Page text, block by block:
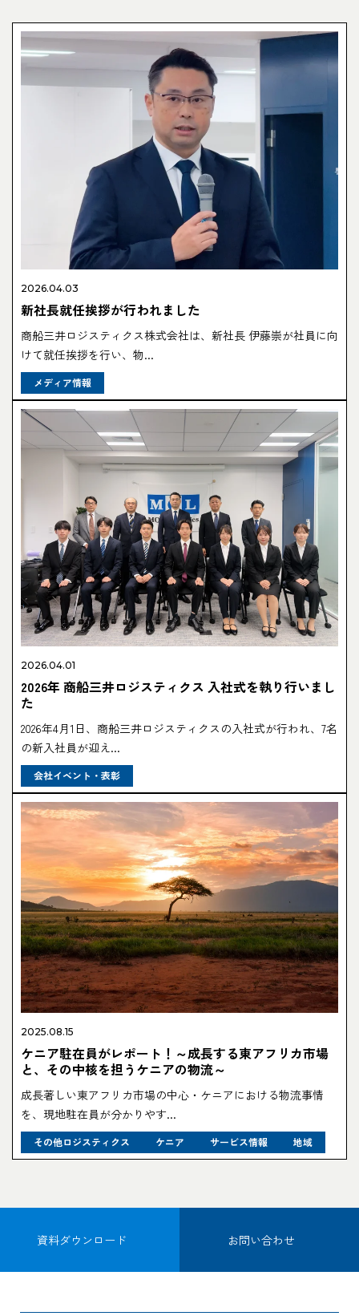
2026.04.03
新社長就任挨拶が行われました
商船三井ロジスティクス株式会社は、新社長 伊藤崇が社員に向
けて就任挨拶を行い、物...
メディア情報
2026.04.01
2026年 商船三井ロジスティクス 入社式を執り行いまし
た
2026年4月1日、商船三井ロジスティクスの入社式が行われ、7名
の新入社員が迎え...
会社イベント・表彰
2025.08.15
ケニア駐在員がレポート！～成長する東アフリカ市場
と、その中核を担うケニアの物流～
成長著しい東アフリカ市場の中心・ケニアにおける物流事情
を、現地駐在員が分かりやす...
その他ロジスティクス ケニア サービス情報 地域
追跡する
資料ダウンロード お問い合わせ